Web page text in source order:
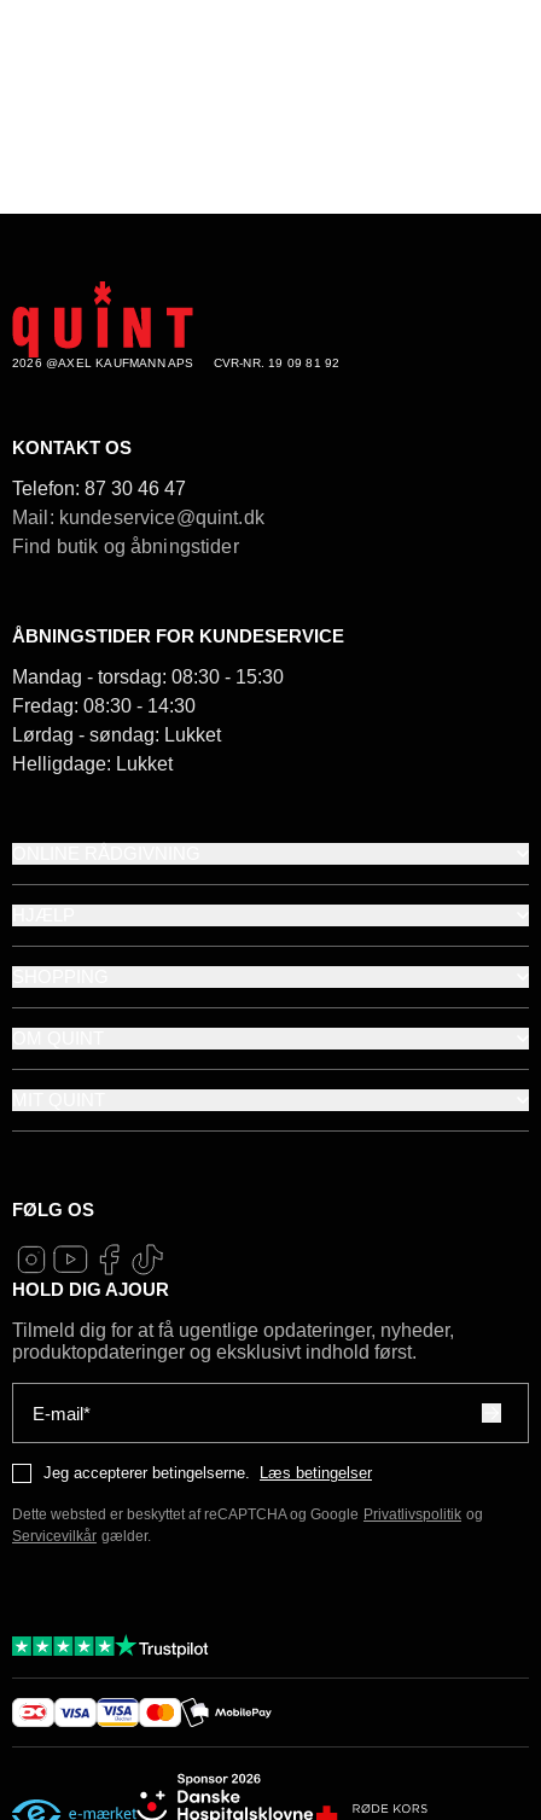
2026 @AXEL KAUFMANN APS CVR-NR. 19 09 81 92
KONTAKT OS
Telefon: 87 30 46 47
Mail: kundeservice@quint.dk
Find butik og åbningstider
ÅBNINGSTIDER FOR KUNDESERVICE
Mandag - torsdag: 08:30 - 15:30
Fredag: 08:30 - 14:30
Lørdag - søndag: Lukket
Helligdage: Lukket
FØLG OS
HOLD DIG AJOUR
Tilmeld dig for at få ugentlige opdateringer, nyheder,
produktopdateringer og eksklusivt indhold først.
E-mail*
Jeg accepterer betingelserne. Læs betingelser
Dette websted er beskyttet af reCAPTCHA og Google Privatlivspolitik og
Servicevilkår gælder.